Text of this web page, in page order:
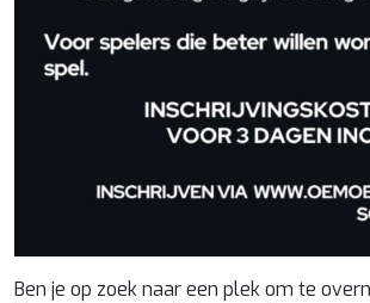
Ben je op zoek naar een plek om te